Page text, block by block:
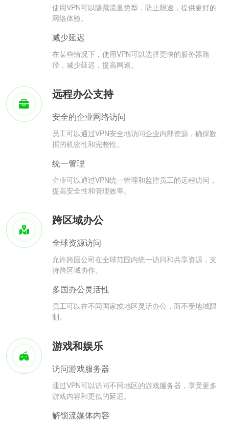
使用VPN可以隐藏流量类型，防止限速，提供更好的
网络体验。
减少延迟
在某些情况下，使用VPN可以选择更快的服务器路
径，减少延迟，提高网速。
远程办公支持
安全的企业网络访问
员工可以通过VPN安全地访问企业内部资源，确保数
据的机密性和完整性。
统一管理
企业可以通过VPN统一管理和监控员工的远程访问，
提高安全性和管理效率。
跨区域办公
全球资源访问
允许跨国公司在全球范围内统一访问和共享资源，支
持跨区域协作。
多国办公灵活性
员工可以在不同国家或地区灵活办公，而不受地域限
制。
游戏和娱乐
访问游戏服务器
通过VPN可以访问不同地区的游戏服务器，享受更多
游戏内容和更低的延迟。
解锁流媒体内容